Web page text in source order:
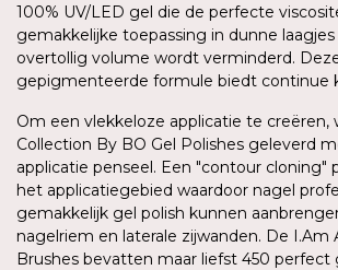
100% UV/LED gel die de perfecte
gemakkelijke toepassing in dunne
overtollig volume wordt verminderd.
gepigmenteerde formule biedt continue
Om een vlekkeloze applicatie te creëren,
Collection By BO Gel Polishes geleverd
applicatie penseel. Een "contour cloning"
het applicatiegebied waardoor nagel
gemakkelijk gel polish kunnen
nagelriem en laterale zijwanden. De I.Am
Brushes bevatten maar liefst 450 perfect